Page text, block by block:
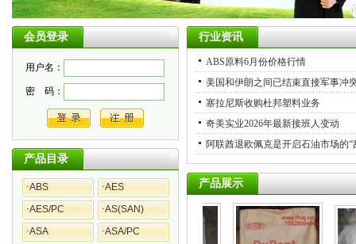
会员登录
用户名：
密 码：
产品目录
·ABS ·AES
·AES/PC ·AS(SAN)
·ASA ·ASA/PC
行业资讯
ABS原料6月份价格行情
美国和伊朗之间已结束直接军事冲
塞拉尼斯收购杜邦塑料业务
奇美实业2026年最新接班人变动
阿联酋退欧佩克是开启石油市场的
产品展示